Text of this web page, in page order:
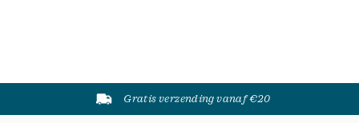
Gratis verzending vanaf €20